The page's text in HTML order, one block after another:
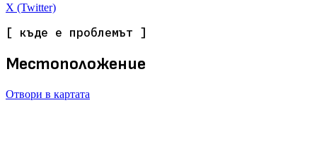
X (Twitter)
[ къде е проблемът ]
Местоположение
Отвори в картата